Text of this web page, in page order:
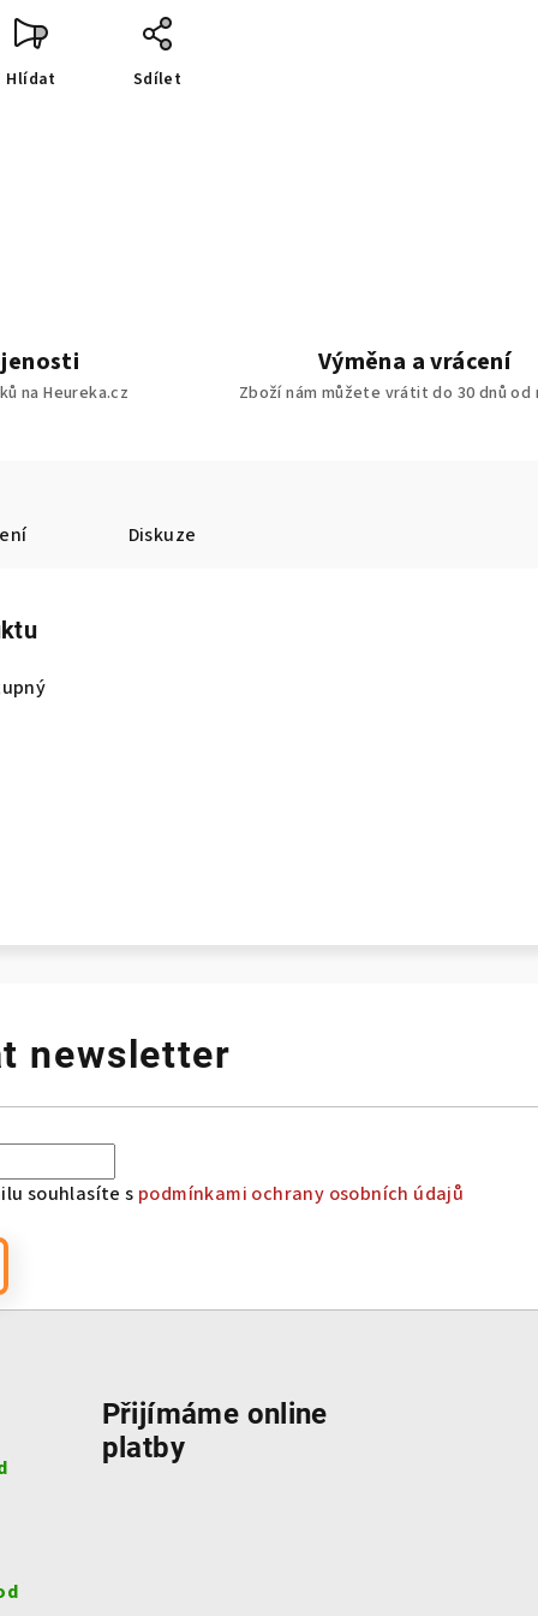
Hlídat Sdílet
na Heureka.cz
Výměna a vrácení
Zboží nám můžete vrátit do 30 dnů od
Diskuze
newsletter
souhlasíte s podmínkami ochrany osobních údajů
Přijímáme online
platby